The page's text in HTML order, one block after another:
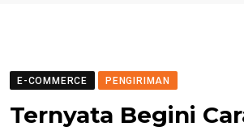
E-COMMERCE PENGIRIMAN
Ternyata Begini